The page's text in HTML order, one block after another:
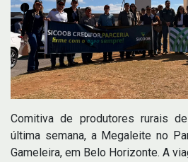
Comitiva de produtores rurais
última semana, a Megaleite no
Gameleira, em Belo Horizonte. A